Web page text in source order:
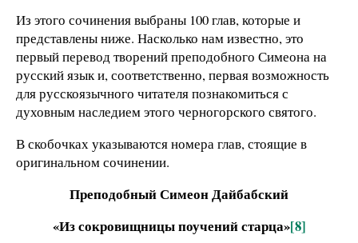
Из этого сочинения выбраны 100 глав, которые и
представлены ниже. Насколько нам известно, это
первый перевод творений преподобного Симеона на
русский язык и, соответственно, первая возможность
для русскоязычного читателя познакомиться с
духовным наследием этого черногорского святого.
В скобочках указываются номера глав, стоящие в
оригинальном сочинении.
Преподобный Симеон Дайбабский
«Из сокровищницы поучений старца»[8]